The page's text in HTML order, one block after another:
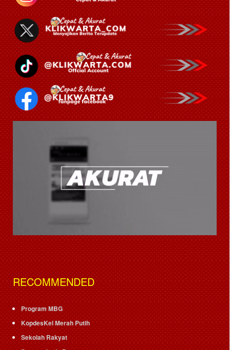
RECOMMENDED
Program MBG
KopdesKel Merah Putih
Sekolah Rakyat